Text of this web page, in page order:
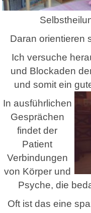
Daran orientieren
Ich versuche
und Blockaden
und somit ein
In ausführlichen
Gesprächen
findet der
Patient
Verbindungen
von Körper und
Psyche, die
Oft ist das eine